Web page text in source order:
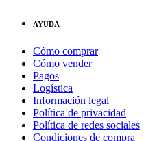
AYUDA
Cómo comprar
Cómo vender
Pagos
Logística
Información legal
Política de privacidad
Política de redes sociales
Condiciones de compra